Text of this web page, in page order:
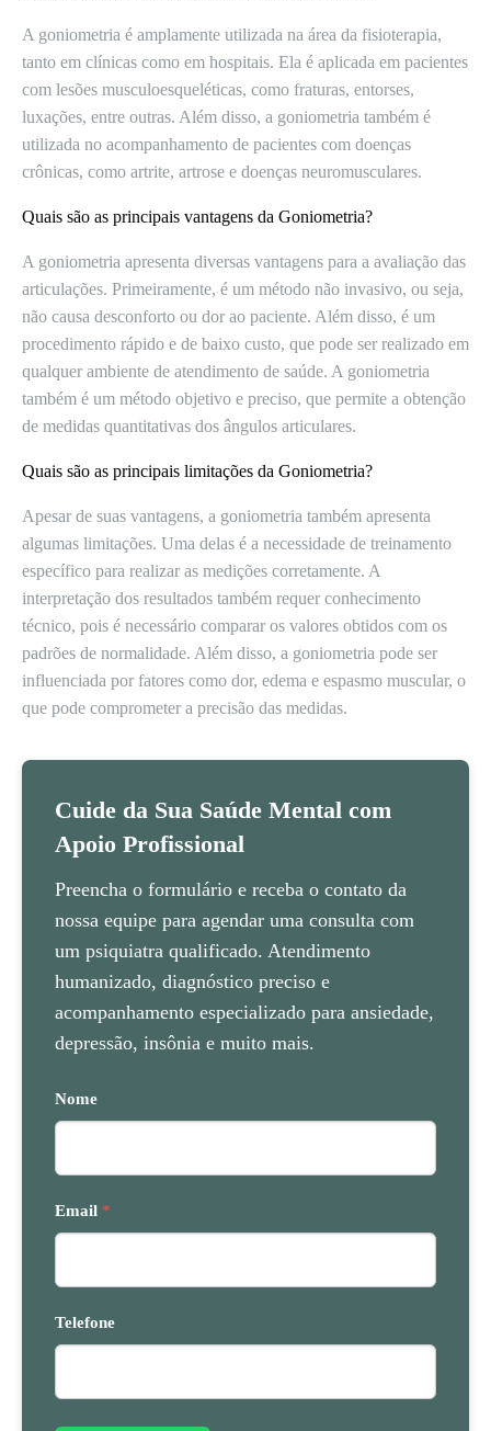
A goniometria é amplamente utilizada na área da fisioterapia,
tanto em clínicas como em hospitais. Ela é aplicada em pacientes
com lesões musculoesqueléticas, como fraturas, entorses,
luxações, entre outras. Além disso, a goniometria também é
utilizada no acompanhamento de pacientes com doenças
crônicas, como artrite, artrose e doenças neuromusculares.
Quais são as principais vantagens da Goniometria?
A goniometria apresenta diversas vantagens para a avaliação das
articulações. Primeiramente, é um método não invasivo, ou seja,
não causa desconforto ou dor ao paciente. Além disso, é um
procedimento rápido e de baixo custo, que pode ser realizado em
qualquer ambiente de atendimento de saúde. A goniometria
também é um método objetivo e preciso, que permite a obtenção
de medidas quantitativas dos ângulos articulares.
Quais são as principais limitações da Goniometria?
Apesar de suas vantagens, a goniometria também apresenta
algumas limitações. Uma delas é a necessidade de treinamento
específico para realizar as medições corretamente. A
interpretação dos resultados também requer conhecimento
técnico, pois é necessário comparar os valores obtidos com os
padrões de normalidade. Além disso, a goniometria pode ser
influenciada por fatores como dor, edema e espasmo muscular, o
que pode comprometer a precisão das medidas.
Cuide da Sua Saúde Mental com
Apoio Profissional
Preencha o formulário e receba o contato da
nossa equipe para agendar uma consulta com
um psiquiatra qualificado. Atendimento
humanizado, diagnóstico preciso e
acompanhamento especializado para ansiedade,
depressão, insônia e muito mais.
Nome
Email *
Telefone